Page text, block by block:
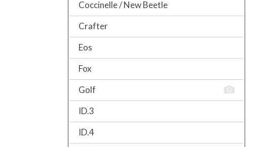
Coccinelle / New Beetle
Crafter
Eos
Fox
Golf
ID.3
ID.4